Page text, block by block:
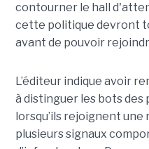
contourner le hall
cette politique devront
avant de pouvoir
L’éditeur indique avoir
à distinguer les bots
lorsqu’ils rejoignent
plusieurs signaux